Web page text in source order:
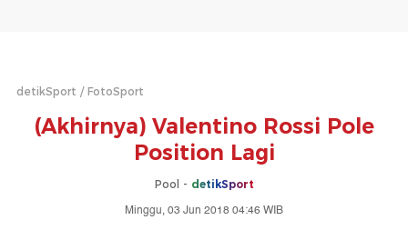
detikSport FotoSport
(Akhirnya) Valentino Rossi Pole
Position Lagi
Pool - detikSport
Minggu, 03 Jun 2018 04:46 WIB